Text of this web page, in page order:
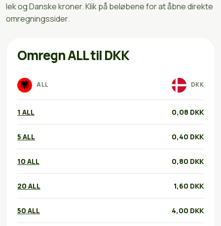
lek og Danske kroner. Klik på beløbene for at åbne direkte
omregningssider.
Omregn ALL til DKK
ALL DKK
1 ALL 0,08 DKK
5 ALL 0,40 DKK
10 ALL 0,80 DKK
20 ALL 1,60 DKK
50 ALL 4,00 DKK